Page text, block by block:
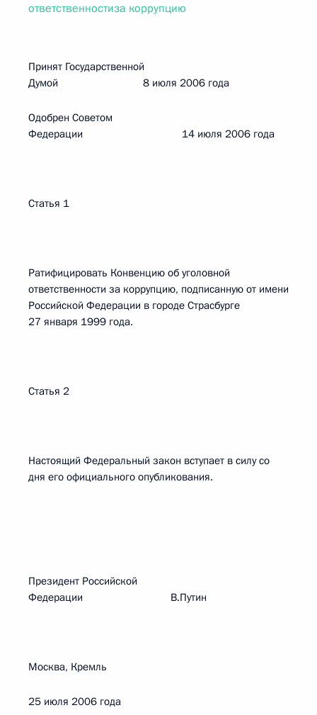
ответственностиза коррупцию
Принят Государственной
Думой 8 июля 2006 года
Одобрен Советом
Федерации 14 июля 2006 года
Статья 1
Ратифицировать Конвенцию об уголовной
ответственности за коррупцию, подписанную от имени
Российской Федерации в городе Страсбурге
27 января 1999 года.
Статья 2
Настоящий Федеральный закон вступает в силу со
дня его официального опубликования.
Президент Российской
Федерации В.Путин
Москва, Кремль
25 июля 2006 года